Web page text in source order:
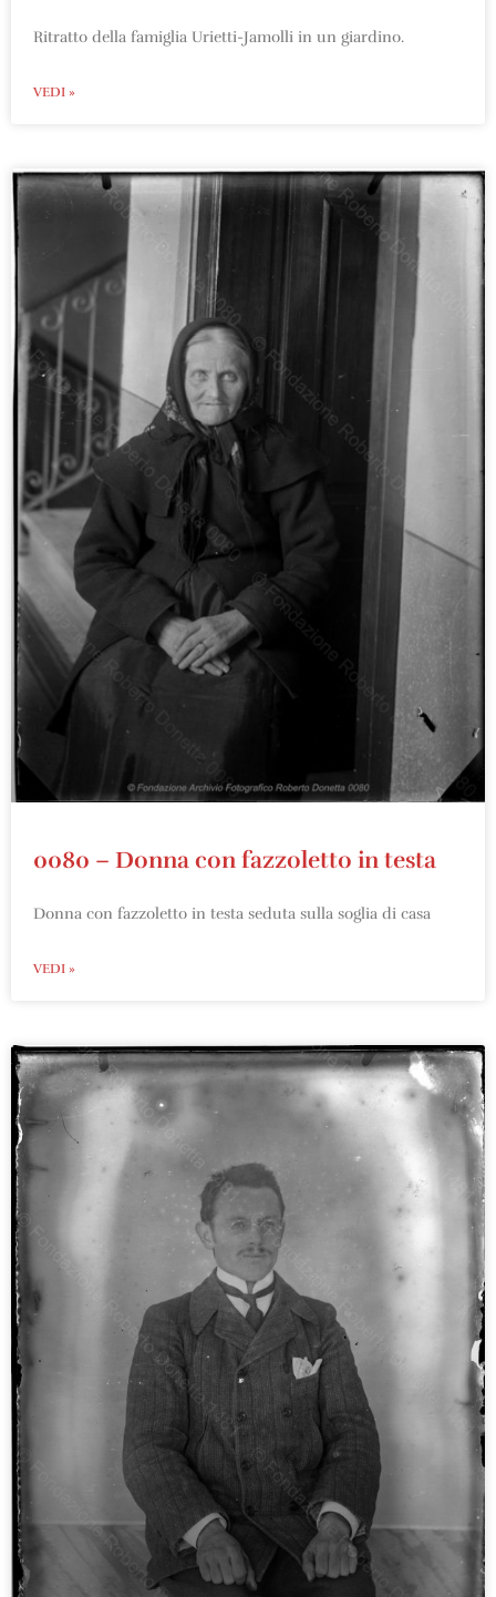
Ritratto della famiglia Urietti-Jamolli in un giardino.
VEDI »
0080 – Donna con fazzoletto in testa
Donna con fazzoletto in testa seduta sulla soglia di casa
VEDI »